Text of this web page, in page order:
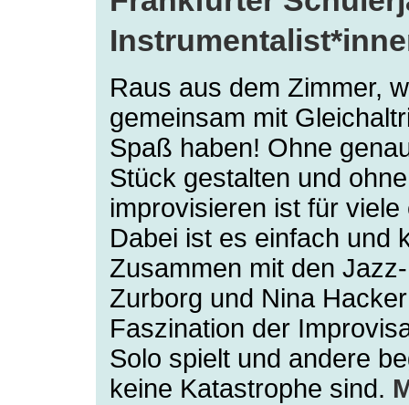
Raus aus dem Zimmer,
gemeinsam mit
Spaß haben! Ohne
Stück gestalten und
improvisieren ist für
Dabei ist es einfach und
Zusammen mit den
Zurborg und Nina
Faszination der
Solo spielt und andere
keine Katastrophe sind.